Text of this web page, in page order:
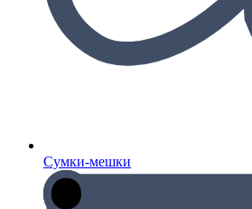
Сумки-мешки